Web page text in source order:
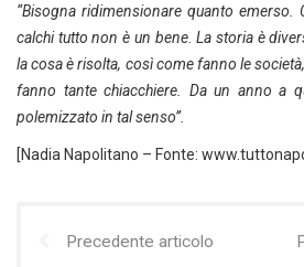
“Bisogna ridimensionare quanto emerso.
calchi tutto non è un bene. La storia è
la cosa è risolta, così come fanno le
fanno tante chiacchiere. Da un anno a
polemizzato in tal senso”.
[Nadia Napolitano – Fonte:
Precedente articolo